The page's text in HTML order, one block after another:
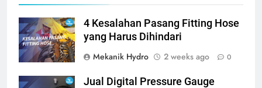
4 Kesalahan Pasang Fitting Hose
yang Harus Dihindari
Mekanik Hydro
2 weeks ago 0
Jual Digital Pressure Gauge